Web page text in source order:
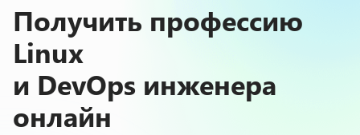
Получить профессию
Linux
и DevOps инженера
онлайн